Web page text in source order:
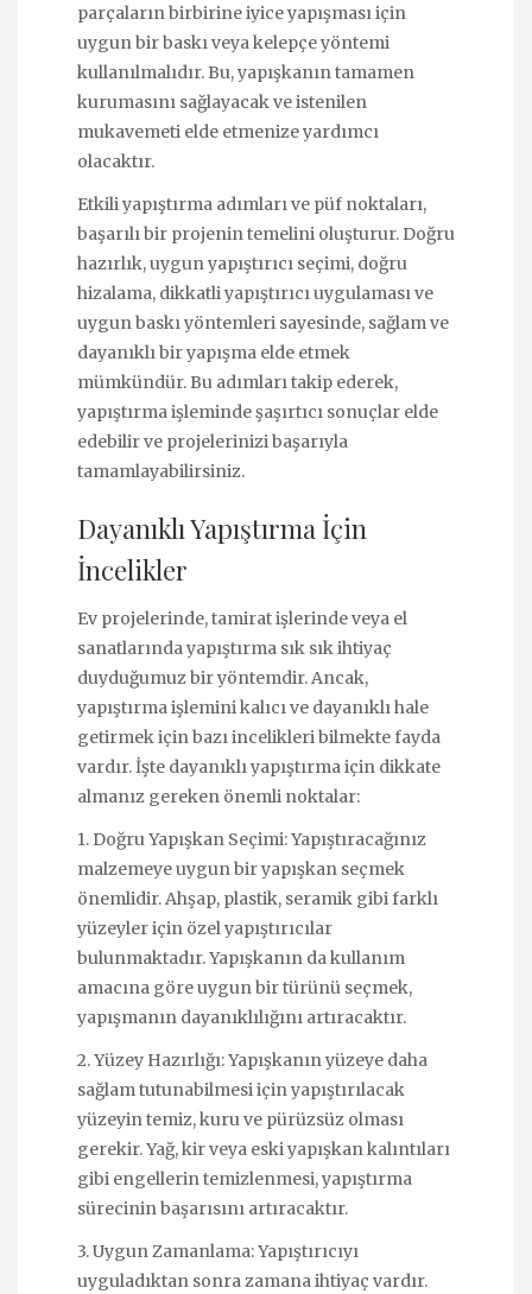
parçaların birbirine iyice yapışması için
uygun bir baskı veya kelepçe yöntemi
kullanılmalıdır. Bu, yapışkanın tamamen
kurumasını sağlayacak ve istenilen
mukavemeti elde etmenize yardımcı
olacaktır.
Etkili yapıştırma adımları ve püf noktaları,
başarılı bir projenin temelini oluşturur. Doğru
hazırlık, uygun yapıştırıcı seçimi, doğru
hizalama, dikkatli yapıştırıcı uygulaması ve
uygun baskı yöntemleri sayesinde, sağlam ve
dayanıklı bir yapışma elde etmek
mümkündür. Bu adımları takip ederek,
yapıştırma işleminde şaşırtıcı sonuçlar elde
edebilir ve projelerinizi başarıyla
tamamlayabilirsiniz.
Dayanıklı Yapıştırma İçin
İncelikler
Ev projelerinde, tamirat işlerinde veya el
sanatlarında yapıştırma sık sık ihtiyaç
duyduğumuz bir yöntemdir. Ancak,
yapıştırma işlemini kalıcı ve dayanıklı hale
getirmek için bazı incelikleri bilmekte fayda
vardır. İşte dayanıklı yapıştırma için dikkate
almanız gereken önemli noktalar:
1. Doğru Yapışkan Seçimi: Yapıştıracağınız
malzemeye uygun bir yapışkan seçmek
önemlidir. Ahşap, plastik, seramik gibi farklı
yüzeyler için özel yapıştırıcılar
bulunmaktadır. Yapışkanın da kullanım
amacına göre uygun bir türünü seçmek,
yapışmanın dayanıklılığını artıracaktır.
2. Yüzey Hazırlığı: Yapışkanın yüzeye daha
sağlam tutunabilmesi için yapıştırılacak
yüzeyin temiz, kuru ve pürüzsüz olması
gerekir. Yağ, kir veya eski yapışkan kalıntıları
gibi engellerin temizlenmesi, yapıştırma
sürecinin başarısını artıracaktır.
3. Uygun Zamanlama: Yapıştırıcıyı
uyguladıktan sonra zamana ihtiyaç vardır.